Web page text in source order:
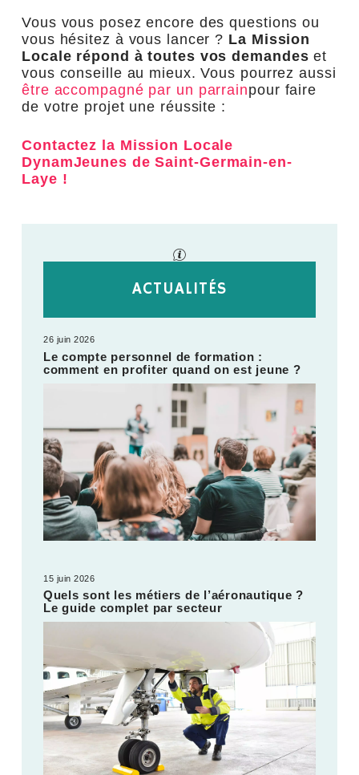
Vous vous posez encore des questions ou
vous hésitez à vous lancer ? La Mission
Locale répond à toutes vos demandeset
vous conseille au mieux. Vous pourrez aussi
être accompagné par un parrainpour faire
de votre projet une réussite :
Contactez la Mission Locale
DynamJeunes de Saint-Germain-en-
Laye !
ACTUALITÉS
26 juin 2026
Le compte personnel de formation :
comment en profiter quand on est jeune ?
15 juin 2026
Quels sont les métiers de l’aéronautique ?
Le guide complet par secteur